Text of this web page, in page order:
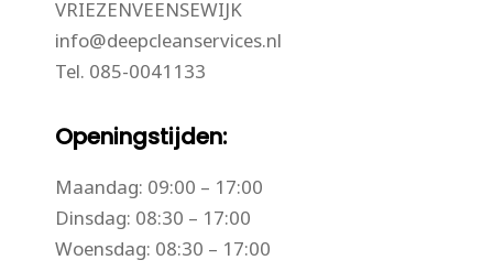
VRIEZENVEENSEWIJK
info@deepcleanservices.nl
Tel. 085-0041133
Openingstijden:
Maandag: 09:00 – 17:00
Dinsdag: 08:30 – 17:00
Woensdag: 08:30 – 17:00